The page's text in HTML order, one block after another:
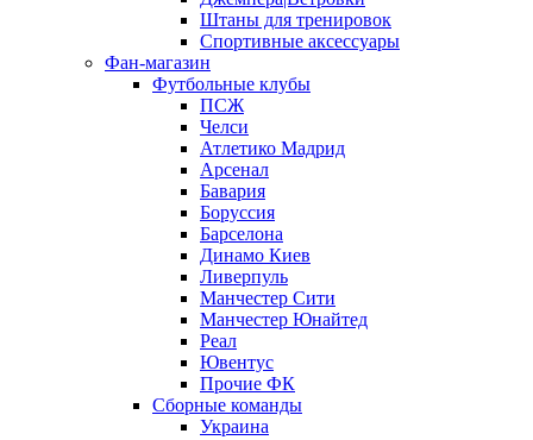
Штаны для тренировок
Спортивные аксессуары
Фан-магазин
Футбольные клубы
ПСЖ
Челси
Атлетико Мадрид
Арсенал
Бавария
Боруссия
Барселона
Динамо Киев
Ливерпуль
Манчестер Сити
Манчестер Юнайтед
Реал
Ювентус
Прочие ФК
Сборные команды
Украина